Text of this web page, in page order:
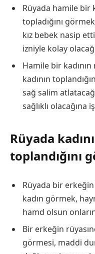
Rüyada hamile bir
topladığını
kız bebek nasip
izniyle kolay
Hamile bir
kadının
sağ salim
sağlıklı olacağına
Rüyada
toplandığını
Rüyada bir
kadın görmek,
hamd olsun
Bir erkeğin
görmesi, maddi